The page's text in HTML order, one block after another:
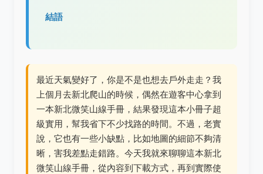
結語
最近天氣變好了，你是不是也想去戶外走走？我
上個月去新北爬山的時候，偶然在遊客中心拿到
一本新北微笑山線手冊，結果發現這本小冊子超
級實用，幫我省下不少找路的時間。不過，老實
說，它也有一些小缺點，比如地圖的細節不夠清
晰，害我差點走錯路。今天我就來聊聊這本新北
微笑山線手冊，從內容到下載方式，再到實際使